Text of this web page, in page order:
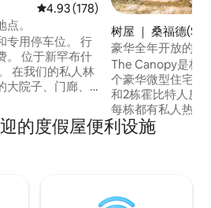
平均评分 4.93 分（满分 5 分），
4.93 (178)
。
用停车位。 行
什
院子、门廊、
岸，距离波士
一小时车程。 距
树屋 ｜ 桑福德
豪华全年开放的树
The Canopy是构
个豪华微型住宅之
和2栋霍比特人房
每栋都有私人热水
有五处住宅，请点
侧的照片，然后点
缅因州南部的所有
的度假屋便利设施